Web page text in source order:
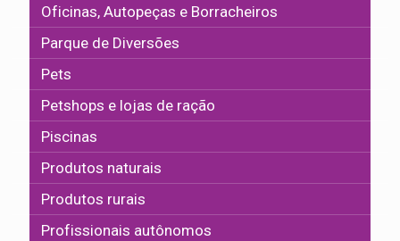
Oficinas, Autopeças e Borracheiros
Parque de Diversões
Pets
Petshops e lojas de ração
Piscinas
Produtos naturais
Produtos rurais
Profissionais autônomos